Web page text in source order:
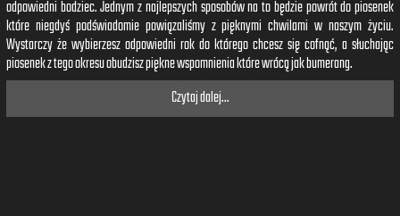
odpowiedni bodziec. Jednym z najlepszych sposobów na to będzie powrót do piosenek
które niegdyś podświadomie powiązaliśmy z pięknymi chwilami w naszym życiu.
Wystarczy że wybierzesz odpowiedni rok do którego chcesz się cofnąć, a słuchając
piosenek z tego okresu obudzisz piękne wspomnienia które wrócą jak bumerang.
Czytaj dalej...